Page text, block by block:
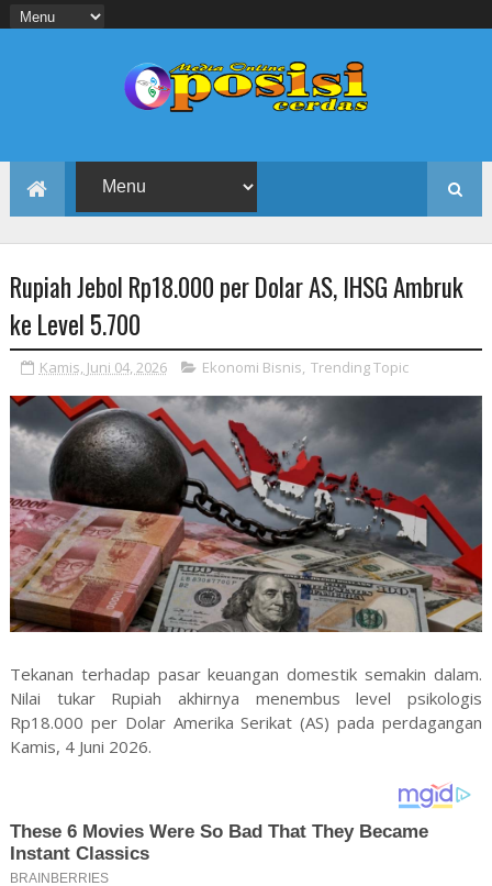
Rupiah Jebol Rp18.000 per Dolar AS, IHSG Ambruk
ke Level 5.700
Kamis, Juni 04, 2026 Ekonomi Bisnis, Trending Topic
Tekanan terhadap pasar keuangan domestik semakin dalam.
Nilai tukar Rupiah akhirnya menembus level psikologis
Rp18.000 per Dolar Amerika Serikat (AS) pada perdagangan
Kamis, 4 Juni 2026.